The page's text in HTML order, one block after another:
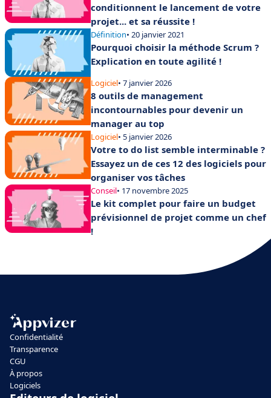
conditionnent le lancement de votre
projet... et sa réussite !
Définition• 20 janvier 2021
Pourquoi choisir la méthode Scrum ?
Explication en toute agilité !
Logiciel• 7 janvier 2026
8 outils de management
incontournables pour devenir un
manager au top
Logiciel• 5 janvier 2026
Votre to do list semble interminable ?
Essayez un de ces 12 des logiciels pour
organiser vos tâches
Conseil• 17 novembre 2025
Le kit complet pour faire un budget
prévisionnel de projet comme un chef
!
Confidentialité
Transparence
CGU
À propos
Logiciels